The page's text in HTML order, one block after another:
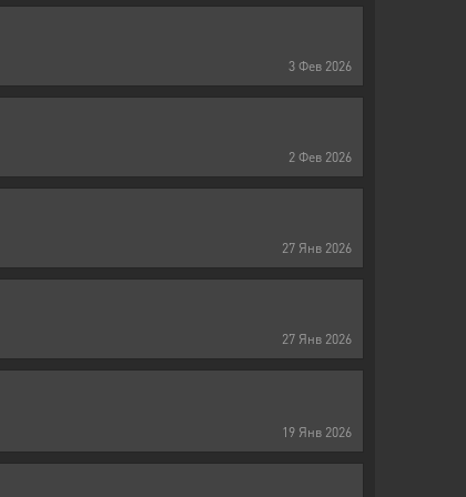
3 Фев 2026
2 Фев 2026
27 Янв 2026
27 Янв 2026
19 Янв 2026